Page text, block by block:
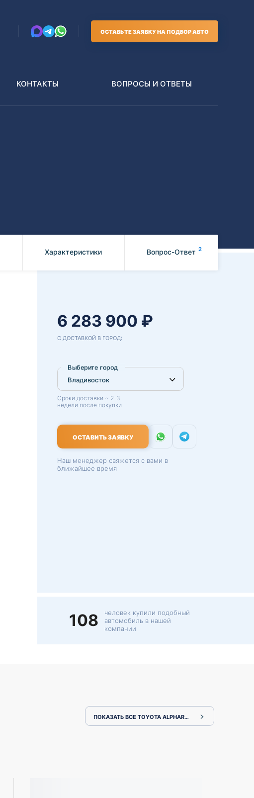
ОСТАВЬТЕ ЗАЯВКУ НА ПОДБОР АВТО
КОНТАКТЫ ВОПРОСЫ И ОТВЕТЫ
Характеристики Вопрос-Ответ 2
6 283 900 ₽
С ДОСТАВКОЙ В ГОРОД:
Выберите город
Сроки доставки ~ 2-3
недели после покупки
ОСТАВИТЬ ЗАЯВКУ
Наш менеджер свяжется с вами в
ближайшее время
108
человек купили подобный
автомобиль в нашей
компании
ПОКАЗАТЬ ВСЕ TOYOTA ALPHARD AYH30W